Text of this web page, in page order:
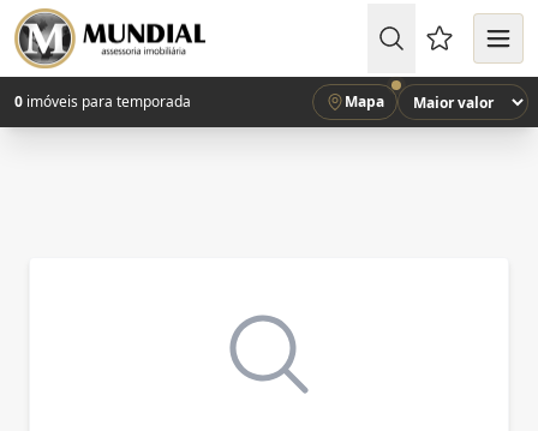
Favoritos
0 imóveis para temporada Mapa